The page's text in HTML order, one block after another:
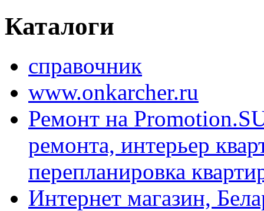
Каталоги
справочник
www.onkarcher.ru
Ремонт на
ремонта, интерьер
перепланировка
Интернет магазин,